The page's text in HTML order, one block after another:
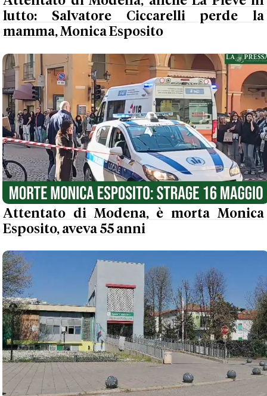
lutto: Salvatore Ciccarelli perde la
mamma, Monica Esposito
Attentato di Modena, è morta Monica
Esposito, aveva 55 anni